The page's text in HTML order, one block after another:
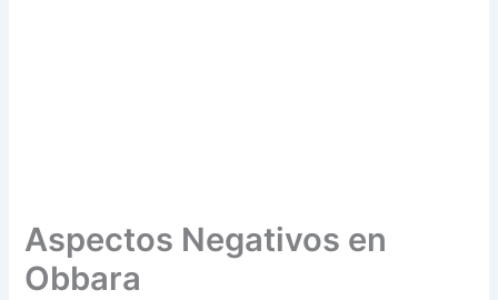
Aspectos Negativos en
Obbara